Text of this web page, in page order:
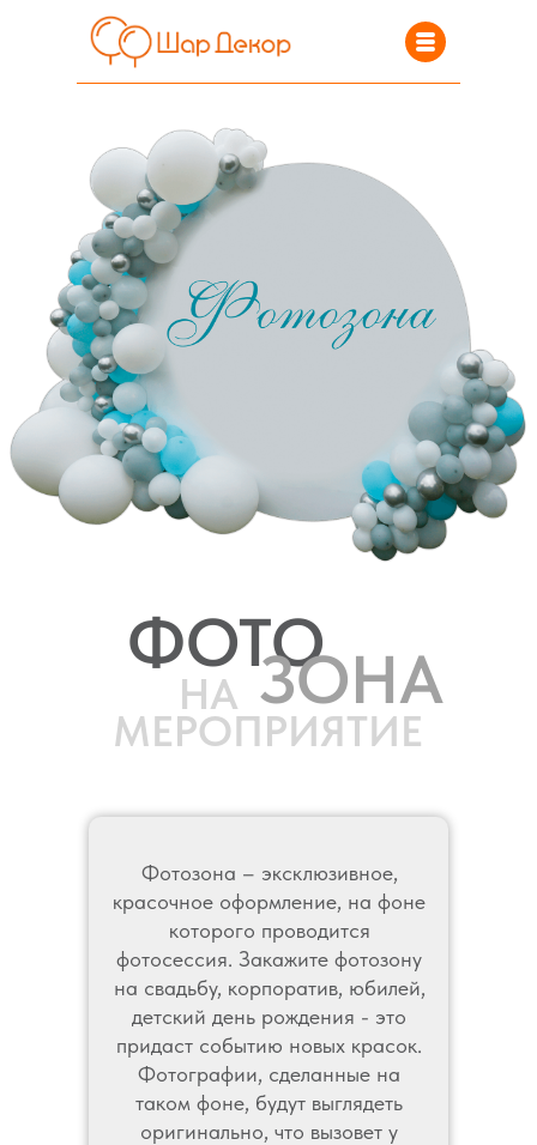
ОФОРМЛЕНИЕ ШАРАМИ ВЫПУСКНОГО ВЕЧЕРА, ПОСЛЕДНЕГО
ЗВОНКА В ШКОЛЕ ШАРИКИ НА 1 СЕНТЯБРЯ
МЕРОПРИЯТИЕ
ФОТОЗОНА
НА
Фотозона – эксклюзивное,
красочное оформление, на фоне
которого проводится
фотосессия. Закажите фотозону
на свадьбу, корпоратив, юбилей,
детский день рождения - это
придаст событию новых красок.
Фотографии, сделанные на
таком фоне, будут выглядеть
оригинально, что вызовет у